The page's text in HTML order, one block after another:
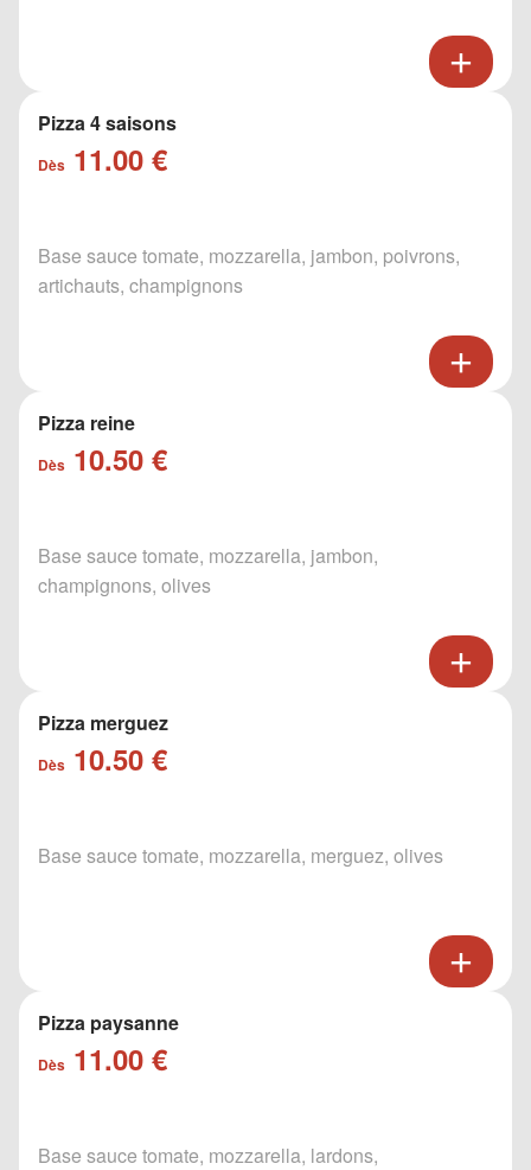
Pizza 4 saisons
Dès 11.00 €
Base sauce tomate, mozzarella, jambon, poivrons,
artichauts, champignons
Pizza reine
Dès 10.50 €
Base sauce tomate, mozzarella, jambon,
champignons, olives
Pizza merguez
Dès 10.50 €
Base sauce tomate, mozzarella, merguez, olives
Pizza paysanne
Dès 11.00 €
Base sauce tomate, mozzarella, lardons,